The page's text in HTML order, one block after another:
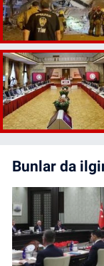
Bunlar da